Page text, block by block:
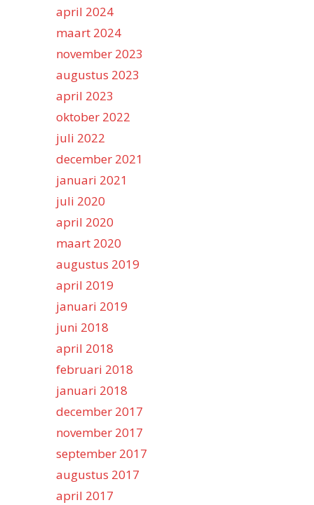
april 2024
maart 2024
november 2023
augustus 2023
april 2023
oktober 2022
juli 2022
december 2021
januari 2021
juli 2020
april 2020
maart 2020
augustus 2019
april 2019
januari 2019
juni 2018
april 2018
februari 2018
januari 2018
december 2017
november 2017
september 2017
augustus 2017
april 2017